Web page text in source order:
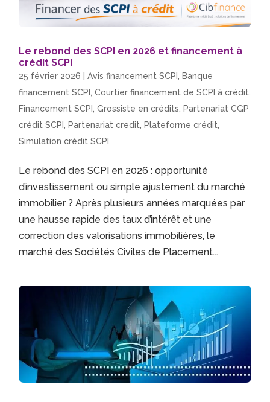
Le rebond des SCPI en 2026 et financement à
crédit SCPI
25 février 2026 |Avis financement SCPI
Banque
financement SCPI
,Courtier financement de SCPI à crédit
Financement SCPI
,Grossiste en crédits
Partenariat CGP
crédit SCPI
Partenariat credit Plateforme crédit
Simulation crédit SCPI
Le rebond des SCPI en 2026 : opportunité
d’investissement ou simple ajustement du marché
immobilier ? Après plusieurs années marquées par
une hausse rapide des taux d’intérêt et une
correction des valorisations immobilières, le
marché des Sociétés Civiles de Placement...